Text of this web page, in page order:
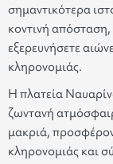
σημαντικότερα
κοντινή
εξερευνήσετε
κληρονομιάς.
Η πλατεία
ζωντανή
μακριά,
κληρονομιάς και